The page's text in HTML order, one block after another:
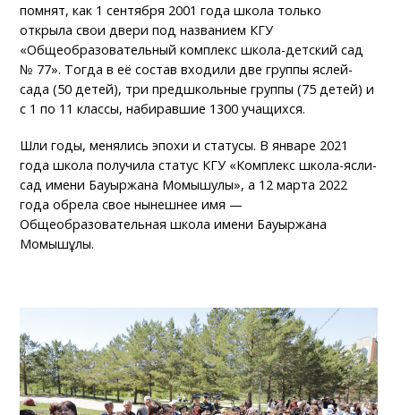
помнят, как 1 сентября 2001 года школа только
открыла свои двери под названием КГУ
«Общеобразовательный комплекс школа-детский сад
№ 77». Тогда в её состав входили две группы яслей-
сада (50 детей), три предшкольные группы (75 детей) и
с 1 по 11 классы, набиравшие 1300 учащихся.
Шли годы, менялись эпохи и статусы. В январе 2021
года школа получила статус КГУ «Комплекс школа-ясли-
сад имени Бауыржана Момышулы», а 12 марта 2022
года обрела свое нынешнее имя —
Общеобразовательная школа имени Бауыржана
Момышұлы.